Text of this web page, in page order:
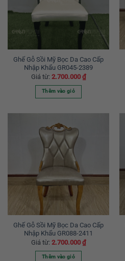
Ghế Gỗ Sồi Mỹ Bọc Da Cao Cấp
Nhập Khẩu GR045-2389
Giá từ: 2.700.000 ₫
Thêm vào giỏ
phẩm
này
có
nhiều
biến
tùy
chọn
thể
được
chọn
trên
trang
Ghế Gỗ Sồi Mỹ Bọc Da Cao Cấp
Nhập Khẩu GR088-2411
Giá từ: 2.700.000 ₫
Thêm vào giỏ